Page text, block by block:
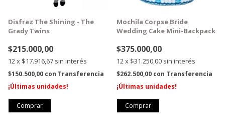
Disfraz The Shining - The
Grady Twins
$215.000,00
12x $17.916,67 sin interés
$150.500,00 con Transferencia
¡Últimas unidades!
Comprar
Mochila Corpse Bride
Wedding Cake Mini-Backpack
$375.000,00
12x $31.250,00 sin interés
$262.500,00 con Transferencia
¡Últimas unidades!